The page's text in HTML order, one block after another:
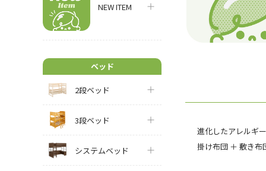
NEW ITEM
ベッド
2段ベッド
3段ベッド
システムベッド
進化したアレルギ
掛け布団 ＋ 敷き